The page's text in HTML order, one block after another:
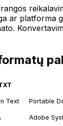
ar platforma
Text Portable
Adobe